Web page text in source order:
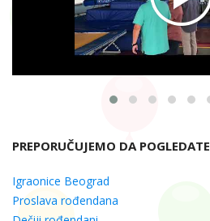
PREPORUČUJEMO DA POGLEDATE
Igraonice Beograd
Proslava rođendana